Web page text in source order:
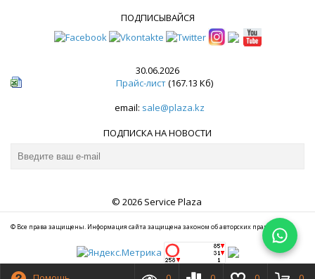
ПОДПИСЫВАЙСЯ
30.06.2026
Прайс-лист(167.13 Кб)
email: sale@plaza.kz
ПОДПИСКА НА НОВОСТИ
© 2026 Service Plaza
© Все права защищены. Информация сайта защищена законом об авторских правах.